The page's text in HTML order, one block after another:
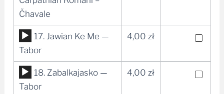
dźwiękowych
Čhavale
Odtwarzacz
plików
dźwiękowych
17. Jawian Ke Me —
Tabor
4,00 zł
Odtwarzacz
plików
18. Zabalkajasko —
Tabor
4,00 zł